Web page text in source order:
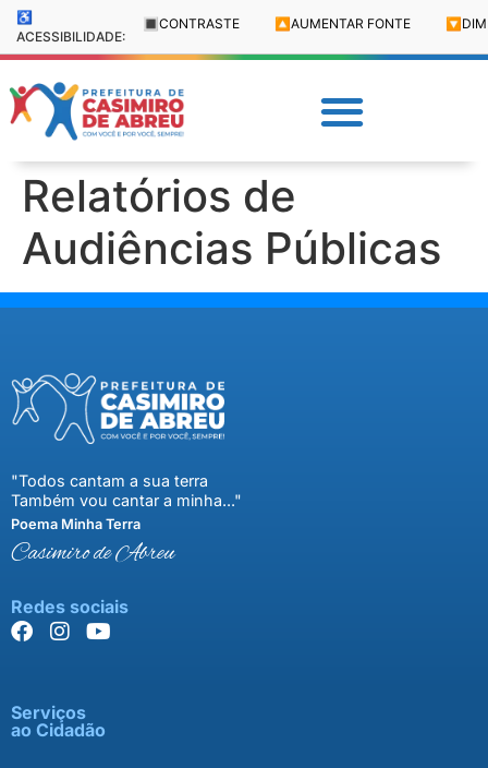
♿
ACESSIBILIDADE:
🔳 CONTRASTE 🔼 AUMENTAR FONTE 🔽
Relatórios de
Audiências Públicas
"Todos cantam a sua terra
Também vou cantar a minha..."
Poema Minha Terra
Casimiro de Abreu
Redes sociais
Serviços
ao Cidadão